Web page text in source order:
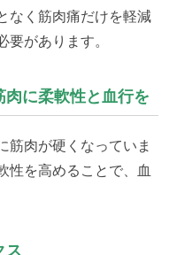
なく筋肉痛だけを軽減
要があります。
肉に柔軟性と血行を
筋肉が硬くなっていま
性を高めることで、血
ス